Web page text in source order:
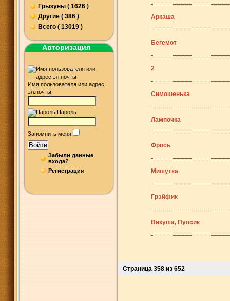
Грызуны ( 1626 )
Другие ( 386 )
Всего ( 13019 )
Авторизация
Имя пользователя или адрес
эл.почты
Пароль
Запомнить меня
Войти
Забыли данные
входа?
Регистрация
Аркаша
Бегемот
2
Симошенька
Лампочка
Фрось
Мишутка
Грэйфик
Викуша, Пупсик
Страница 358 из 652